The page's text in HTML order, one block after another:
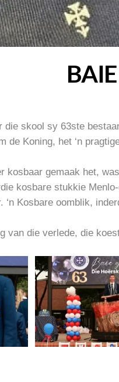
die skool sy 63ste
de Koning, het ‘n
kosbaar gemaak het,
kosbare stukkie
‘n Kosbare oomblik,
van die verlede, die